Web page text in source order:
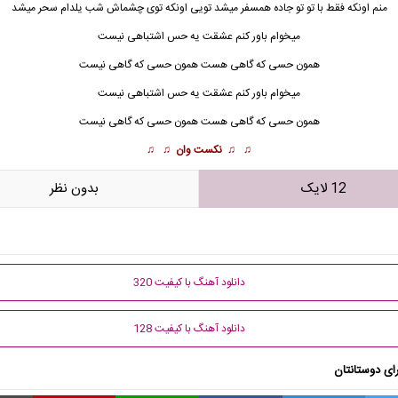
منم اونکه فقط با تو تو جاده همسفر میشد تویی اونکه توی چشماش شب یلدام سحر میشد
میخوام باور کنم عشقت یه حس اشتباهی نیست
همون حسی که گاهی هست همون حسی که گاهی نیست
میخوام باور کنم عشقت یه حس اشتباهی نیست
همون حسی که گاهی هست همون حسی که گاهی نیست
♫ ♫ نکست وان ♫ ♫
12 لایک بدون نظر
دانلود آهنگ با کیفیت 320
دانلود آهنگ با کیفیت 128
دوستانتان